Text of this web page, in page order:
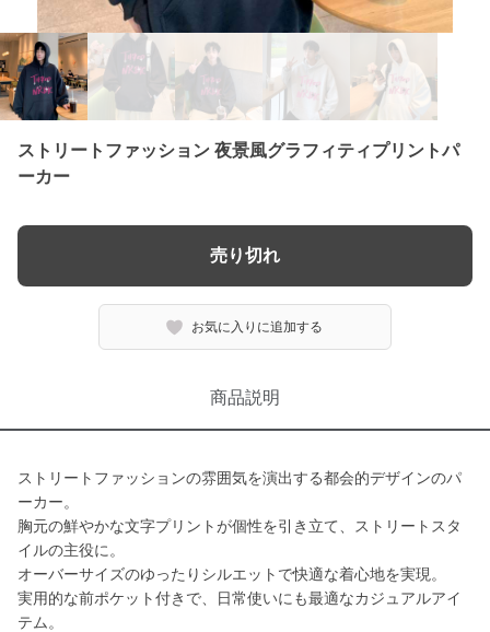
ストリートファッション 夜景風グラフィティプリントパ
ーカー
売り切れ
お気に入りに追加する
商品説明
ストリートファッションの雰囲気を演出する都会的デザインのパ
ーカー。
胸元の鮮やかな文字プリントが個性を引き立て、ストリートスタ
イルの主役に。
オーバーサイズのゆったりシルエットで快適な着心地を実現。
実用的な前ポケット付きで、日常使いにも最適なカジュアルアイ
テム。